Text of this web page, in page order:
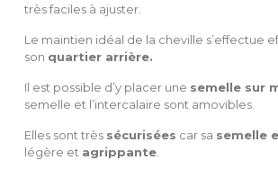
très faciles à ajuster.
Le maintien idéal de la cheville s’effectue
son quartier arrière.
Il est possible d’y placer une semelle sur
semelle et l’intercalaire sont amovibles.
Elles sont très sécurisées car sa semelle
légère et agrippante.